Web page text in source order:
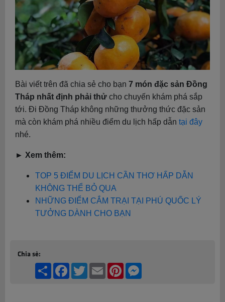
Bài viết trên đã chia sẻ cho bạn 7 món đặc sản Đồng
Tháp nhất định phải thử cho chuyến khám phá sắp
tới. Đi Đồng Tháp không những thưởng thức đặc sản
mà còn khám phá nhiều điểm du lịch hấp dẫn tại đây
nhé.
► Xem thêm:
TOP 5 ĐIỂM DU LỊCH CẦN THƠ HẤP DẪN
KHÔNG THỂ BỎ QUA
NHỮNG ĐIỂM CẮM TRẠI TẠI PHÚ QUỐC LÝ
TƯỞNG DÀNH CHO BẠN
Chia sẻ:
Share Facebook
TwitterEmail Pinterest